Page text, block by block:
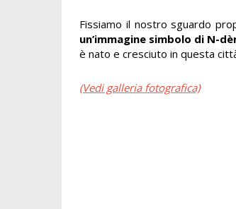
Fissiamo il nostro sguardo
un’immagine simbolo di N-
è nato e cresciuto in questa
(Vedi galleria fotografica)